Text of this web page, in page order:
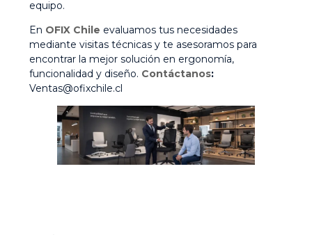
equipo.
En OFIX Chile evaluamos tus necesidades
mediante visitas técnicas y te asesoramos para
encontrar la mejor solución en ergonomía,
funcionalidad y diseño. Contáctanos:
Ventas@ofixchile.cl